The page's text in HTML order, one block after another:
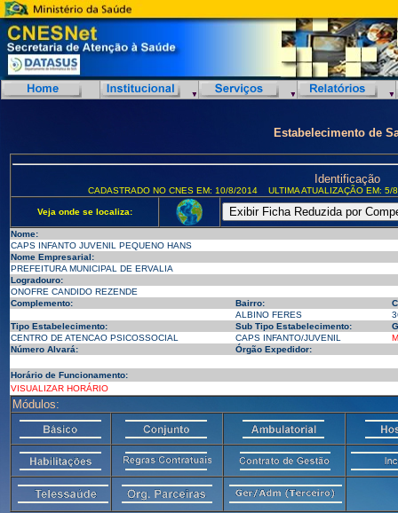
Estabelecimento de
Identificação
CADASTRADO NO CNES EM: 10/8/2014 ULTIMA ATUALIZAÇÃO EM:
Veja onde se localiza:
Nome:
CAPS INFANTO JUVENIL PEQUENO HANS
Nome Empresarial:
PREFEITURA MUNICIPAL DE ERVALIA
Logradouro:
ONOFRE CANDIDO REZENDE
Complemento:
Bairro:
ALBINO FERES
Tipo Estabelecimento:
Sub Tipo Estabelecimento:
CENTRO DE ATENCAO PSICOSSOCIAL
CAPS INFANTO/JUVENIL
Número Alvará:
Órgão Expedidor:
Horário de Funcionamento:
VISUALIZAR HORÁRIO
Módulos: